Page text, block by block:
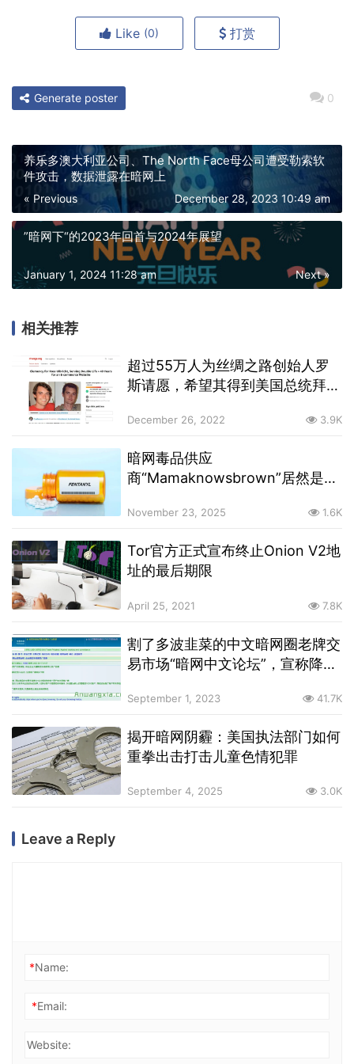
Like (0) 打赏
0
Generate poster
养乐多澳大利亚公司、The North Face母公司遭受勒索软
件攻击，数据泄露在暗网上
« Previous December 28, 2023 10:49 am
”暗网下“的2023年回首与2024年展望
Next »
January 1, 2024 11:28 am
相关推荐
超过55万人为丝绸之路创始人罗
斯请愿，希望其得到美国总统拜登
December 26, 2022 3.9K
暗网毒品供应
商“Mamaknowsbrown”居然是一
罪
November 23, 2025 1.6K
Tor官方正式宣布终止Onion V2地
址的最后期限
April 25, 2021 7.8K
割了多波韭菜的中文暗网圈老牌交
易市场“暗网中文论坛”，宣称降低
September 1, 2023 41.7K
揭开暗网阴霾：美国执法部门如何
重拳出击打击儿童色情犯罪
September 4, 2025 3.0K
Leave a Reply
*Name:
*Email:
Website: